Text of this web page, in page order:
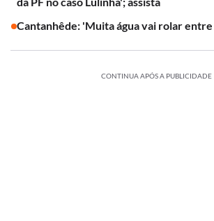
Cantanhêde: 'Muita água vai rolar entre
CONTINUA APÓS A PUBLICIDADE